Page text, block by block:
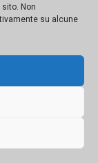
Non
su alcune
Editore
Palermo
Ufficio
riservati |Privacy Policy